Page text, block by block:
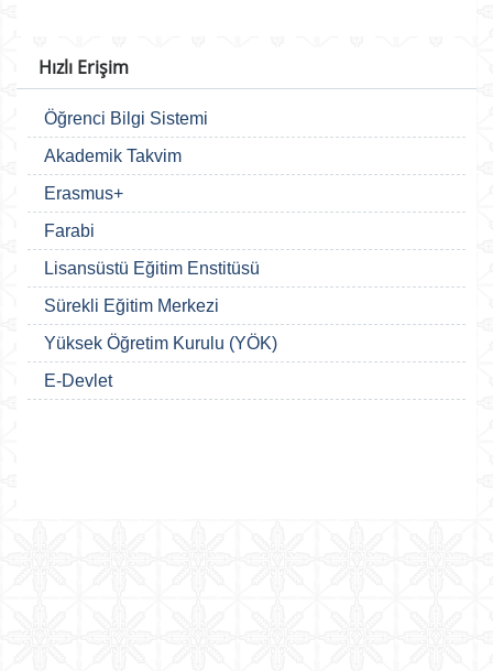
Hızlı Erişim
Öğrenci Bilgi Sistemi
Akademik Takvim
Erasmus+
Farabi
Lisansüstü Eğitim Enstitüsü
Sürekli Eğitim Merkezi
Yüksek Öğretim Kurulu (YÖK)
E-Devlet